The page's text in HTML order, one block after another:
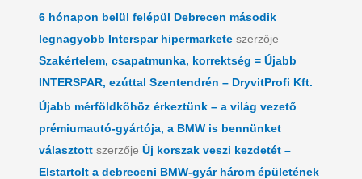
6 hónapon belül felépül Debrecen második
legnagyobb Interspar hipermarkete szerzője
Szakértelem, csapatmunka, korrektség = Újabb
INTERSPAR, ezúttal Szentendrén – DryvitProfi Kft.
Újabb mérföldkőhöz érkeztünk – a világ vezető
prémiumautó-gyártója, a BMW is bennünket
választott szerzőjeÚj korszak veszi kezdetét –
Elstartolt a debreceni BMW-gyár három épületének